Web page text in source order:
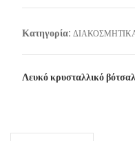
1-
3cm
ποσότητα
Κατηγορία:
Λευκό κρυσταλλικό